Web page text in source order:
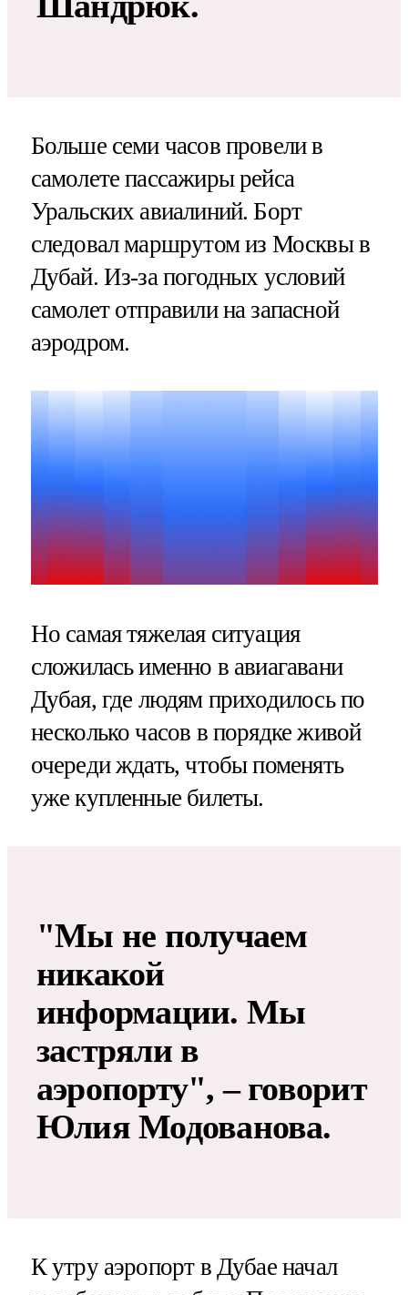
Больше семи часов провели в
самолете пассажиры рейса
Уральских авиалиний. Борт
следовал маршрутом из Москвы в
Дубай. Из-за погодных условий
самолет отправили на запасной
аэродром.
Но самая тяжелая ситуация
сложилась именно в авиагавани
Дубая, где людям приходилось по
несколько часов в порядке живой
очереди ждать, чтобы поменять
уже купленные билеты.
"Мы не получаем
никакой
информации. Мы
застряли в
аэропорту", – говорит
Юлия Модованова.
К утру аэропорт в Дубае начал